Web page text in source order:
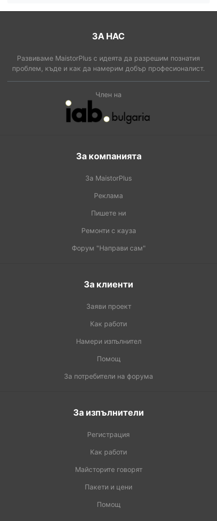
ЗА НАС
Развиваме MaistorPlus с идеята да разрешим познатия
проблем, къде и как да намерим добър професионалист.
Член на
За компанията
За MaistorPlus
Реклама
Пишете ни
Ремонти с кауза
Форум "Направи сам"
За клиенти
Заяви проект
Как работи
Намери изпълнител
Помощ
За потребители на форума
За изпълнители
Регистрация
Как работи
Майсторите говорят
Пакети и цени
Помощ